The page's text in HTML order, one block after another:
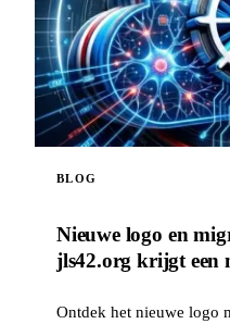
BLOG
Nieuwe logo en
jls42.org krijgt een
Ontdek het nieuwe logo